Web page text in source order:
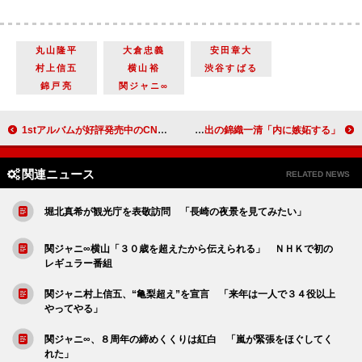
丸山隆平 大倉忠義
安田章大
村上信五
横山裕
渋谷すばる
錦戸亮
関ジャニ∞
1stアルバムが好評発売中のCNBLUE リリースイベントを開催 内博貴が初の２人芝居に挑戦！ 演出の錦織一清「内に嫉妬する」
関連ニュース RELATED NEWS
堀北真希が観光庁を表敬訪問 「長崎の夜景を見てみたい」
関ジャニ∞横山「３０歳を超えたから伝えられる」 ＮＨＫで初の
レギュラー番組
関ジャニ村上信五、“亀梨超え”を宣言 「来年は一人で３４役以上
やってやる」
関ジャニ∞、８周年の締めくくりは紅白 「嵐が緊張をほぐしてく
れた」